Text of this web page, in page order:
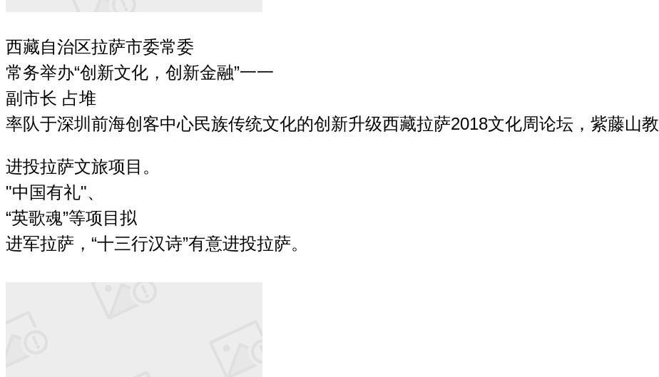
西藏自治区拉萨市委常委
常务举办“创新文化，创新金融”一一
副市长 占堆
率队于深圳前海创客中心民族传统文化的创新升级西藏拉萨2018文化周论坛，紫藤山
进投拉萨文旅项目。
"中国有礼"、
“英歌魂”等项目拟
进军拉萨，“十三行汉诗”有意进投拉萨。